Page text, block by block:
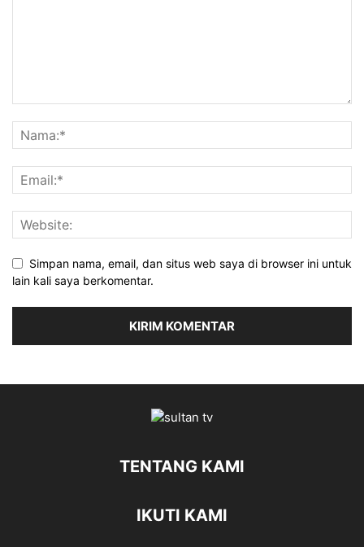
Simpan nama, email, dan situs web saya di browser ini untuk
lain kali saya berkomentar.
TENTANG KAMI
IKUTI KAMI